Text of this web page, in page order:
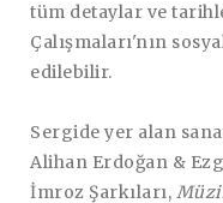
tüm detaylar ve
Çalışmaları'nın
edilebilir.
Sergide yer alan
Alihan Erdoğan &
İmroz Şarkıları,